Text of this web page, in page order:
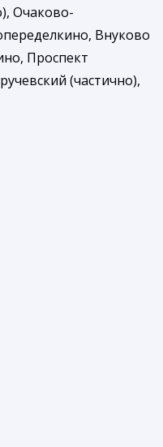
Очаково-
Внуково
Проспект
(частично),